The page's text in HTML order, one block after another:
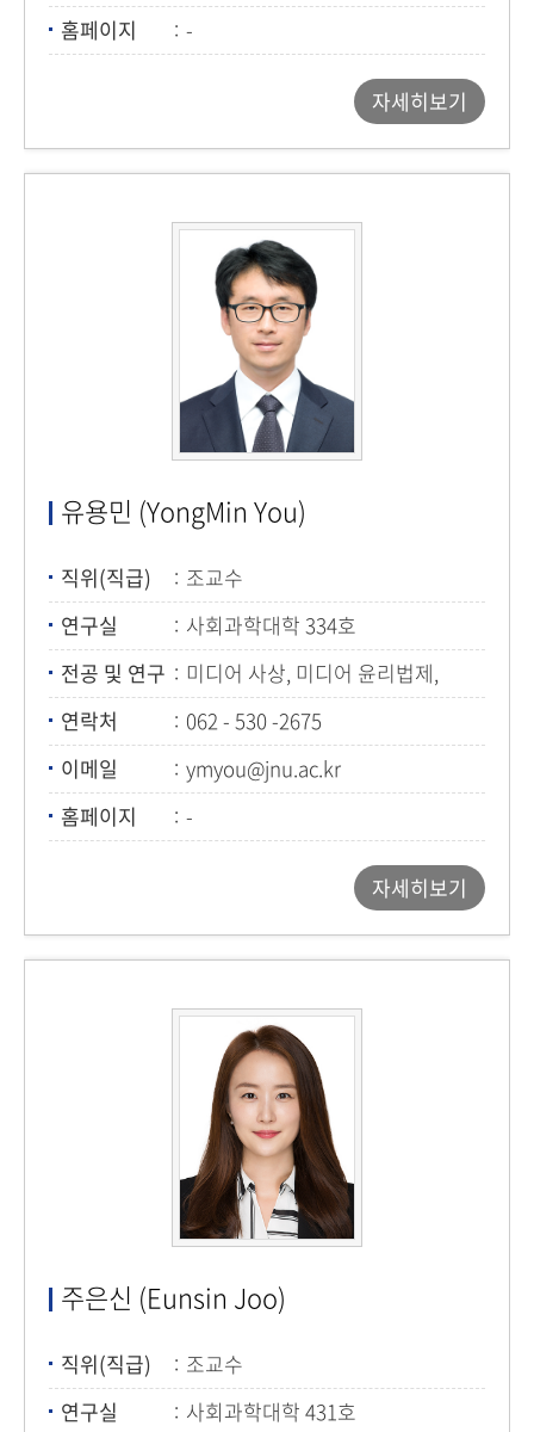
홈페이지
-
자세히보기
유용민 (YongMin You)
직위(직급)
조교수
연구실
사회과학대학 334호
전공 및 연구
미디어 사상, 미디어 윤리법제,
커뮤니케이션 철학
연락처
062 - 530 -2675
이메일
ymyou@jnu.ac.kr
홈페이지
-
자세히보기
주은신 (Eunsin Joo)
직위(직급)
조교수
연구실
사회과학대학 431호